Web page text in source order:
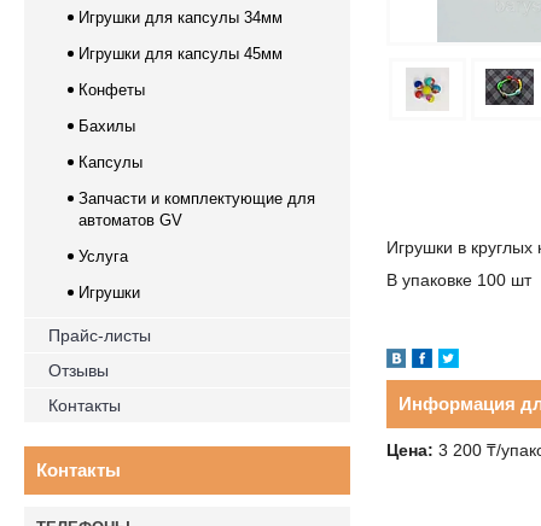
Игрушки в
В упаковке 100 шт
Информация
Цена: 3 200 ₸/
Игрушки для капсулы 34мм
Игрушки для капсулы 45мм
Конфеты
Бахилы
Капсулы
Запчасти и комплектующие для
автоматов GV
Услуга
Игрушки
Прайс-листы
Отзывы
Контакты
Контакты